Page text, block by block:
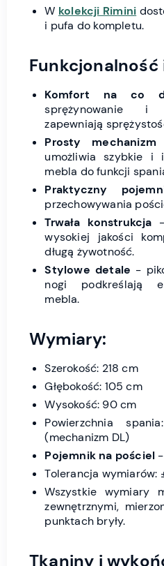
W kolekcji Rimini
i pufa do kompletu.
Funkcjonalność
Komfort na co
sprężynowanie i
zapewniają
Prosty mechanizm
umożliwia szybkie i
mebla do funkcji
Praktyczny
przechowywania
Trwała konstrukcja
wysokiej jakości
długą żywotność.
Stylowe detale -
nogi podkreślają
mebla.
Wymiary:
Szerokość: 218 cm
Głębokość: 105 cm
Wysokość: 90 cm
Powierzchnia
(mechanizm DL)
Pojemnik na pościel
Tolerancja wymiarów:
Wszystkie wymiary
zewnętrznymi,
punktach bryły.
Tkaniny i